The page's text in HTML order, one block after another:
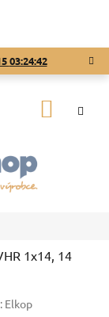
03:24:41
1x14, 14
Elkop